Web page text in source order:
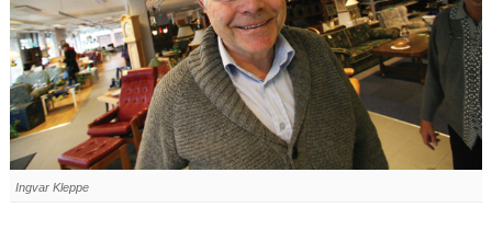
Ingvar Kleppe